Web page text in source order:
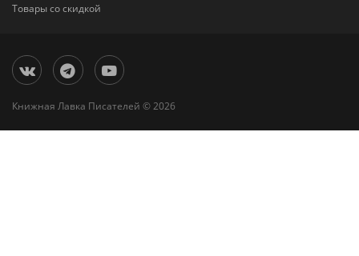
Товары со скидкой
Книжная Лавка Писателей © 2026